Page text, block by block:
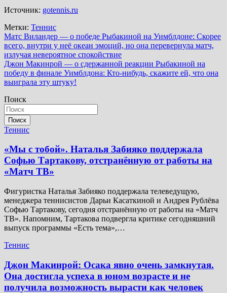
Источник: gotennis.ru
Метки: Теннис
Навигация
по
записям
Матс Виландер — о победе Рыбакиной на Уимблдоне: Скорее
всего, внутри у неё океан эмоций, но она перевернула матч,
излучая невероятное спокойствие
Джон Макинрой — о сдержанной реакции Рыбакиной на
победу в финале Уимблдона: Кто-нибудь, скажите ей, что она
выиграла эту штуку!
Поиск
Поиск
Теннис
«Мы с тобой». Наталья Забияко поддержала
Софью Тартакову, отстранённую от работы на
«Матч ТВ»
Фигуристка Наталья Забияко поддержала телеведущую,
менеджера теннисистов Дарьи Касаткиной и Андрея Рублёва
Софью Тартакову, сегодня отстранённую от работы на «Матч
ТВ». Напомним, Тартакова подвергла критике сегодняшний
выпуск программы «Есть тема»,…
Теннис
Джон Макинрой: Осака явно очень замкнутая.
Она достигла успеха в юном возрасте и не
получила возможность вырасти как человек